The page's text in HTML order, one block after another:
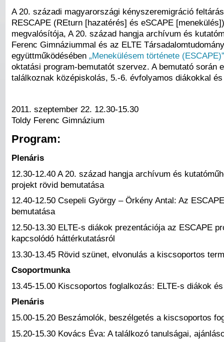
A 20. századi magyarországi kényszeremigráció
RESCAPE (REturn [hazatérés] és eSCAPE
megvalósítója, A 20. század hangja archívum és
Ferenc Gimnáziummal és az ELTE
együttműködésében „Menekülésem története (ESCAPE)”
oktatási program-bemutatót szervez. A bemutató során
találkoznak középiskolás, 5.-6. évfolyamos diákokkal
2011. szeptember 22. 12.30-15.30
Toldy Ferenc Gimnázium
Program:
Plenáris
12.30-12.40 A 20. század hangja archívum és
projekt rövid bemutatása
12.40-12.50 Csepeli György – Örkény Antal: Az
bemutatása
12.50-13.30 ELTE-s diákok prezentációja az ESCAPE
kapcsolódó háttérkutatásról
13.30-13.45 Rövid szünet, elvonulás a kiscsoportos
Csoportmunka
13.45-15.00 Kiscsoportos foglalkozás: ELTE-s diákok
Plenáris
15.00-15.20 Beszámolók, beszélgetés a kiscsoportos
15.20-15.30 Kovács Éva: A találkozó tanulságai,